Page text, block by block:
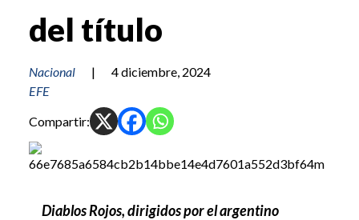
del título
Nacional |
4 diciembre, 2024
EFE
Compartir:
Diablos Rojos, dirigidos por el argentino